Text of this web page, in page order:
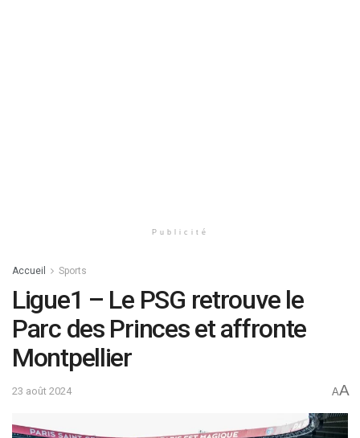
Publicité
Accueil Sports
Ligue1 – Le PSG retrouve le
Parc des Princes et affronte
Montpellier
23 août 2024 AA